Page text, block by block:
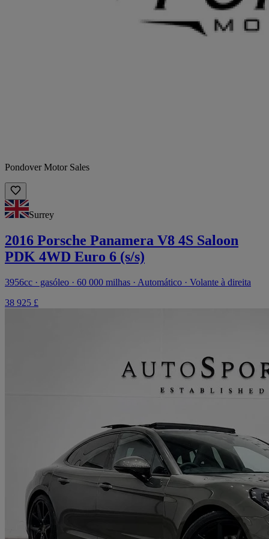
Pondover Motor Sales
Surrey
2016 Porsche Panamera V8 4S Saloon
PDK 4WD Euro 6 (s/s)
3956cc · gasóleo · 60 000 milhas · Automático · Volante à direita
38 925 £